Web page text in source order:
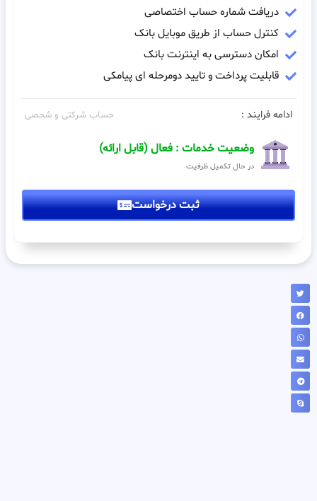
دریافت شماره حساب اختصاصی
کنترل حساب از طریق موبایل بانک
امکان دسترسی به اینترنت بانک
قابلیت پرداخت و تایید دومرحله ای پیامکی
ادامه فرایند : حساب شرکتی و شحصی
وضعیت خدمات : فعال (قابل ارائه)
در حال تکمیل ظرفیت
ثبت درخواست